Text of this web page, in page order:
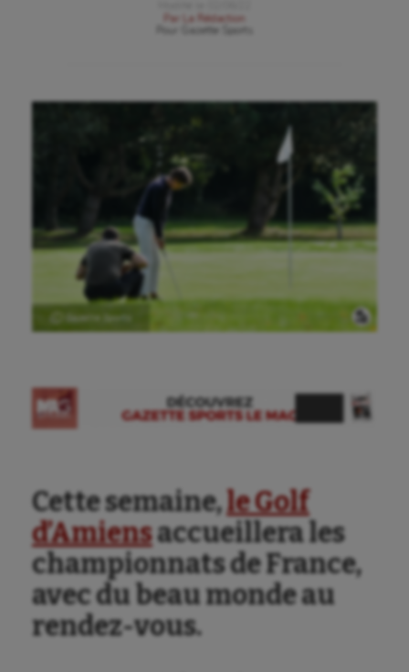
Aéronautique
Athlétisme
Auto
Par
La Rédaction
Gazette Sports
Ⓒ Gazette Sports
Cette semaine, le Golf
d’Amiensaccueillera les
championnats de France,
avec du beau monde au
rendez-vous.